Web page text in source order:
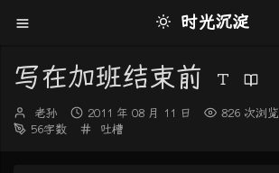
时光沉淀
写在加班结束前
博
主：
老孙
发
布
2011 年 08 月 11 日 826 次浏览
56字数
分
吐槽